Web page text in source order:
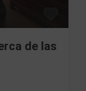
de las